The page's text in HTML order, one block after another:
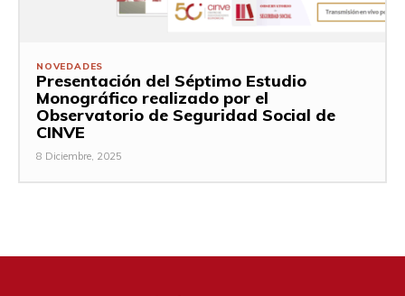
NOVEDADES
Presentación del Séptimo Estudio
Monográfico realizado por el
Observatorio de Seguridad Social de
CINVE
8 Diciembre, 2025